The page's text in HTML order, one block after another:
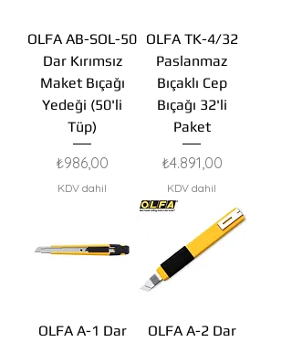
OLFA AB-SOL-50
Dar Kırımsız
Maket Bıçağı
Yedeği (50'li
Tüp)
Fiyat
₺986,00
KDV dahil
OLFA TK-4/32
Paslanmaz
Bıçaklı Cep
Bıçağı 32'li
Paket
Fiyat
₺4.891,00
KDV dahil
OLFA A-1 Dar
OLFA A-2 Dar